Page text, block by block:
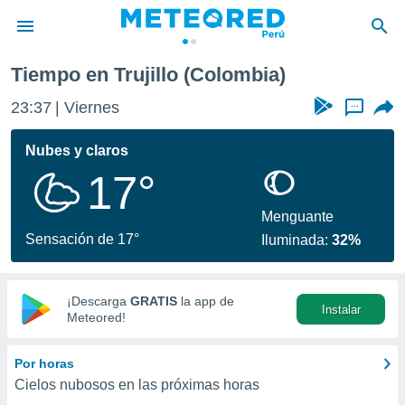
de
ha sido
calidad.
a este
las
y
digital
basada
Tiempo en Trujillo (Colombia)
23:37 Viernes ...
Nubes y claros
17°
Sensación de 17°
Menguante
Iluminada:32%
¡Descarga GRATIS la app de
Meteored!
Instalar
Por horas
Cielos nubosos en las próximas horas